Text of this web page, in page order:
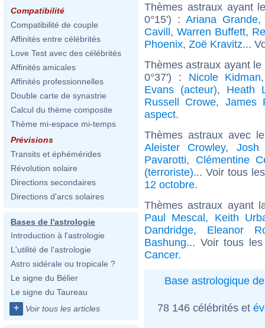
Compatibilité
Compatibilité de couple
Affinités entre célébrités
Love Test avec des célébrités
Affinités amicales
Affinités professionnelles
Double carte de synastrie
Calcul du thème composite
Thème mi-espace mi-temps
Prévisions
Transits et éphémérides
Révolution solaire
Directions secondaires
Directions d'arcs solaires
Bases de l'astrologie
Introduction à l'astrologie
L'utilité de l'astrologie
Astro sidérale ou tropicale ?
Le signe du Bélier
Le signe du Taureau
+ Voir tous les articles
Thèmes astraux ayant
0°15') :Ariana Grande
Cavill, Warren Buffett,
Phoenix, Zoë Kravitz...
Thèmes astraux ayant
0°37') : Nicole Kidman
Evans (acteur), Heath
Russell Crowe, James
aspect.
Thèmes astraux avec
Aleister Crowley, Josh
Pavarotti, Clémentine
(terroriste)... Voir tous
12 octobre.
Thèmes astraux ayant
Paul Mescal, Keith
Dandridge, Eleanor
Bashung... Voir tous
Cancer.
Base astrologique
78 146 célébrités et